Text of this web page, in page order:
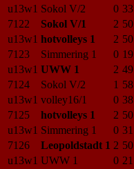
u13w1 Sokol V/2 0 33
7122
Sokol V/1 2 50
u13w1 hotvolleys 1 2 50
7123
Simmering 1 0 19
u13w1 UWW 1 2 49
7124
Sokol V/2 1 58
u13w1 volley16/1 0 38
7125
hotvolleys 1 2 50
u13w1 Simmering 1 0 31
7126
Leopoldstadt 1 2 50
u13w1 UWW 1 0 21